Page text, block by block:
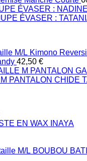
ÉVASER : NADINE
ÉVASER :
Kimono
42,50 €
PANTALON
PANTALON CHIDE
EN WAX INAYA
BOUBOU